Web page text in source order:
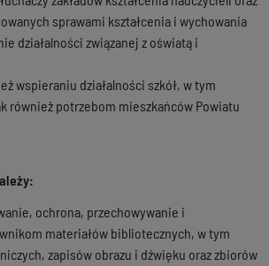
sprawami kształcenia i wychowania
działalności związanej z oświatą i
wspieraniu działalności szkół, w tym
również potrzebom mieszkańców Powiatu
ochrona, przechowywanie i
materiałów bibliotecznych, w tym
zapisów obrazu i dźwięku oraz zbiorów